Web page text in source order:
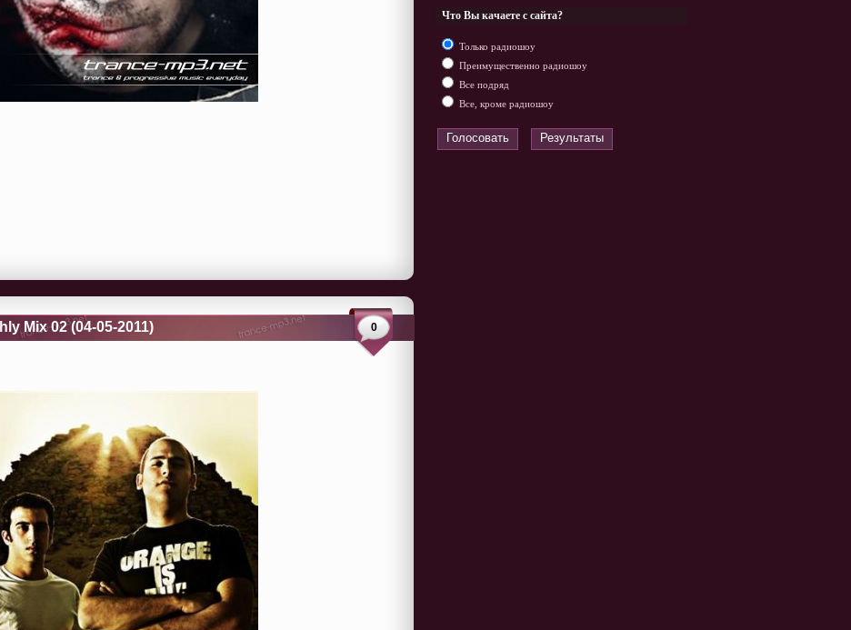
Mix 02 (04-05-2011) 0
Что Вы качаете с сайта?
Только радиошоу
Преимущественно радиошоу
Все подряд
Все, кроме радиошоу
Голосовать Результаты